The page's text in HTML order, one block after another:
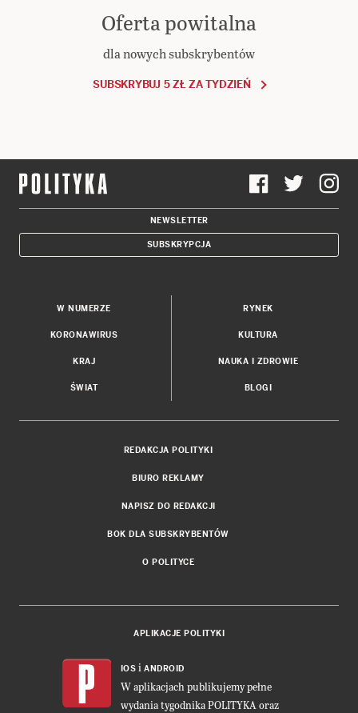
Oferta powitalna
dla nowych subskrybentów
SUBSKRYBUJ 5 ZŁ ZA TYDZIEŃ
NEWSLETTER
SUBSKRYPCJA
W NUMERZE
KORONAWIRUS
KRAJ
ŚWIAT
RYNEK
KULTURA
NAUKA I ZDROWIE
BLOGI
REDAKCJA POLITYKI
BIURO REKLAMY
NAPISZ DO REDAKCJI
BOK DLA SUBSKRYBENTÓW
O POLITYCE
APLIKACJE POLITYKI
IOS i ANDROID
W aplikacjach publikujemy pełne
wydania tygodnika POLITYKA oraz